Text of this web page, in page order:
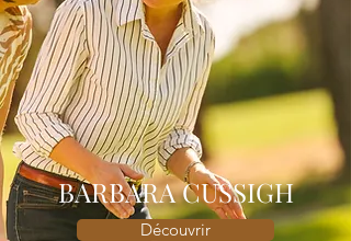
BARBARA CUSSIGH
Découvrir